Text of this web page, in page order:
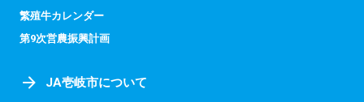
繁殖牛カレンダー
第9次営農振興計画
JA壱岐市について